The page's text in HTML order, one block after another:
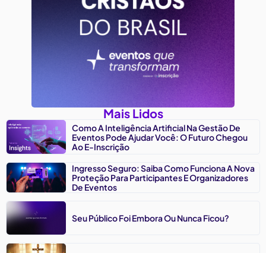
Mais Lidos
Como A Inteligência Artificial Na Gestão De
Eventos Pode Ajudar Você: O Futuro Chegou
Ao E-Inscrição
Ingresso Seguro: Saiba Como Funciona A Nova
Proteção Para Participantes E Organizadores
De Eventos
Seu Público Foi Embora Ou Nunca Ficou?